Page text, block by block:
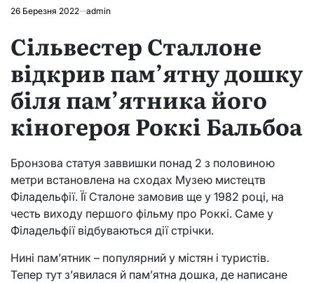
26 Березня 2022 admin
Сільвестер Сталлоне
відкрив пам’ятну дошку
біля пам’ятника його
кіногероя Роккі Бальбоа
Бронзова статуя заввишки понад 2 з половиною
метри встановлена на сходах Музею мистецтв
Філадельфії. Її Сталоне замовив ще у 1982 році, на
честь виходу першого фільму про Роккі. Саме у
Філадельфії відбуваються дії стрічки.
Нині пам’ятник – популярний у містян і туристів.
Тепер тут з’явилася й пам’ятна дошка, де написане